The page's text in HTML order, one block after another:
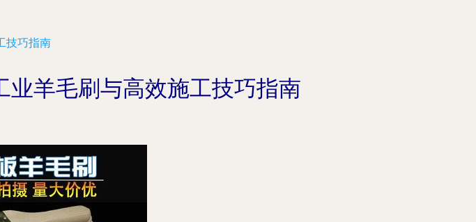
技巧指南
羊毛刷与高效施工技巧指南